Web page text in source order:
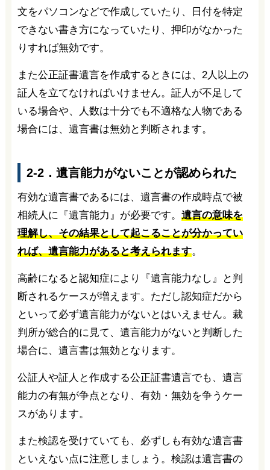
文をパソコンなどで作成していたり、日付を特定
できない書き方になっていたり、押印がなかった
りすれば無効です。
また公正証書遺言を作成するときには、2人以上の
証人を立てなければいけません。証人が不足して
いる場合や、人数は十分でも不適格な人物である
場合には、遺言書は無効と判断されます。
2-2．遺言能力がないことが認められた
有効な遺言書であるには、遺言書の作成時点で被
相続人に『遺言能力』が必要です。 遺言の意味を
理解し、その結果として起こることが分かってい
れば、遺言能力があると考えられます。
高齢になると認知症により『遺言能力なし』と判
断されるケースが増えます。ただし認知症だから
といって必ず遺言能力がないとはいえません。裁
判所が総合的に見て、遺言能力がないと判断した
場合に、遺言書は無効となります。
公証人や証人と作成する公正証書遺言でも、遺言
能力の有無が争点となり、有効・無効を争うケー
スがあります。
また検認を受けていても、必ずしも有効な遺言書
といえない点に注意しましょう。検認は遺言書の